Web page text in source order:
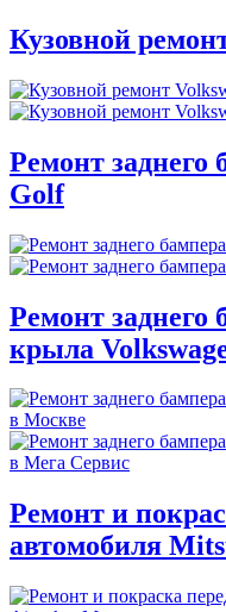
Кузовной
Ремонт заднего
Golf
Ремонт заднего
крыла
Ремонт и
автомобиля